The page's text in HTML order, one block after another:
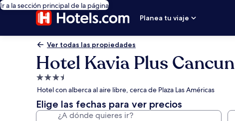
Ir a la sección principal de la página
Planea tu viaje
Ver todas las propiedades
Hotel Kavia Plus Cancun
Propiedad
de
3.5
estrellas
Hotel con alberca al aire libre, cerca de Plaza Las Américas
Elige las fechas para ver precios
¿A dónde quieres ir?